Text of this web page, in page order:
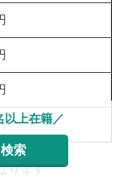
ります
以上在籍／
索